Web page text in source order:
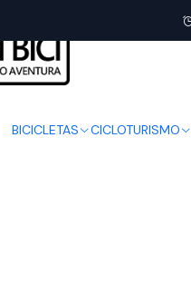
BICICLETAS CICLOTURISMO